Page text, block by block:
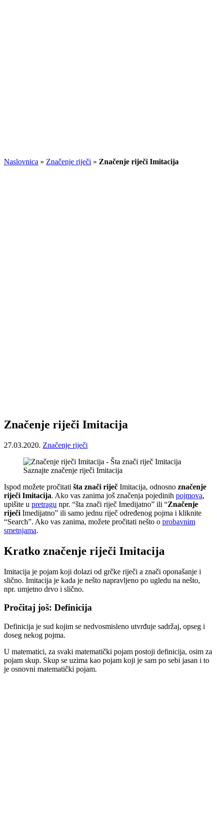
Naslovnica » Značenje riječi » Značenje riječi Imitacija
Značenje riječi Imitacija
27.03.2020. Značenje riječi
Saznajte značenje riječi Imitacija
Ispod možete pročitati šta znači riječ Imitacija, odnosno značenje
riječi Imitacija. Ako vas zanima još značenja pojedinih pojmova,
upišite u pretragu npr. “šta znači riječ Imedijatno” ili “Značenje
riječi Imedijatno” ili samo jednu riječ određenog pojma i kliknite
“Search”. Ako vas zanima, možete pročitati nešto o probavnim
smetnjama.
Kratko značenje riječi Imitacija
Imitacija je pojam koji dolazi od grčke riječi a znači oponašanje i
slično. Imitacija je kada je nešto napravljeno po ugledu na nešto,
npr. umjetno drvo i slično.
Pročitaj još: Definicija
Definicija je sud kojim se nedvosmisleno utvrđuje sadržaj, opseg i
doseg nekog pojma.
U matematici, za svaki matematički pojam postoji definicija, osim za
pojam skup. Skup se uzima kao pojam koji je sam po sebi jasan i to
je osnovni matematički pojam.